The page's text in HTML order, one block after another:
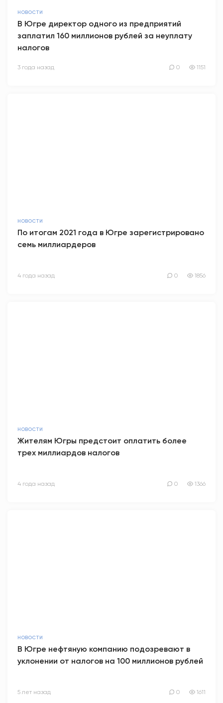
НОВОСТИ
В Югре директор одного из предприятий
заплатил 160 миллионов рублей за неуплату
налогов
3 года назад 0 1151
НОВОСТИ
По итогам 2021 года в Югре зарегистрировано
семь миллиардеров
4 года назад 0 1856
НОВОСТИ
Жителям Югры предстоит оплатить более
трех миллиардов налогов
4 года назад 0 1366
НОВОСТИ
В Югре нефтяную компанию подозревают в
уклонении от налогов на 100 миллионов рублей
5 лет назад 0 1611